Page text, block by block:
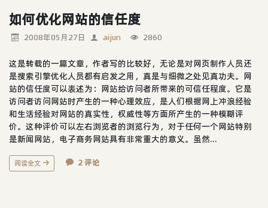
如何优化网站的信任度
2008年05月27日 aijun 2860
这是转载的一篇文章，作者写的比较好，无论是对网页制作人员还
是搜索引擎优化人员都有启发之用，真是与细微之处见真功夫。网
站的信任度可以表述为：网站给访问者所带来的可信任程度。它是
访问者访问网站时产生的一种心理效应，是人们根据网上冲浪经验
和生活经验对网站的真实性，权威性等方面所产生的一种模糊评
价。这种评价可以左右浏览者的浏览行为，对于任何一个网站特别
是新闻网站，电子商务网站具有非常重大的意义。虽然...
阅读全文 2 评论